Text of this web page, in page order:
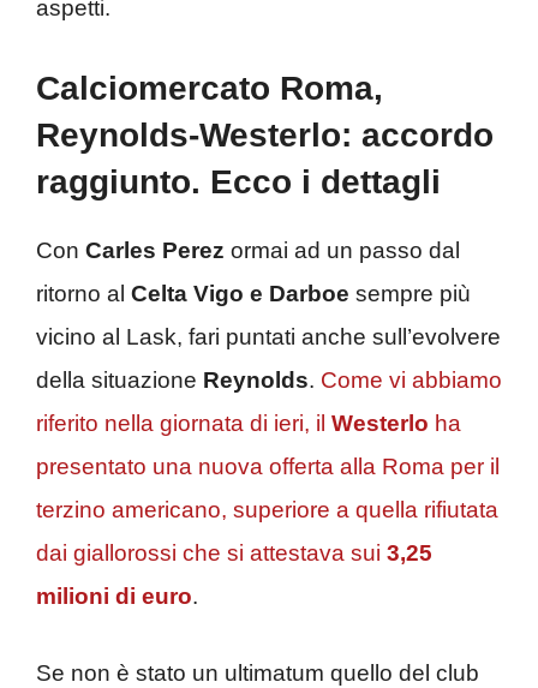
aspetti.
Calciomercato Roma,
Reynolds-Westerlo: accordo
raggiunto. Ecco i dettagli
Con Carles Perez ormai ad un passo dal
ritorno al Celta Vigo e Darboe sempre più
vicino al Lask, fari puntati anche sull’evolvere
della situazione Reynolds. Come vi abbiamo
riferito nella giornata di ieri, il Westerlo ha
presentato una nuova offerta alla Roma per il
terzino americano, superiore a quella rifiutata
dai giallorossi che si attestava sui 3,25
milioni di euro.
Se non è stato un ultimatum quello del club